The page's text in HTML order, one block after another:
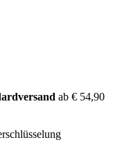
ab € 54,90